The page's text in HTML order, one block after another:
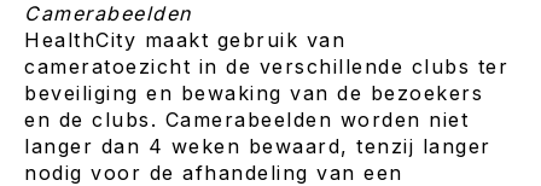
Camerabeelden
HealthCity maakt gebruik van
cameratoezicht in de verschillende clubs ter
beveiliging en bewaking van de bezoekers
en de clubs. Camerabeelden worden niet
langer dan 4 weken bewaard, tenzij langer
nodig voor de afhandeling van een